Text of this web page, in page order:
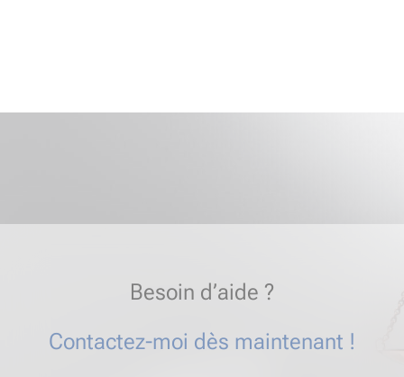
Besoin d’aide ?
Contactez-moi dès maintenant !